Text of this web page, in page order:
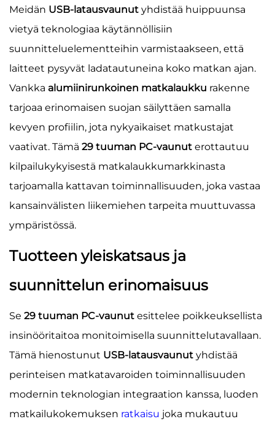
Meidän USB-latausvaunut yhdistää huippuunsa
vietyä teknologiaa käytännöllisiin
suunnitteluelementteihin varmistaakseen, että
laitteet pysyvät ladatautuneina koko matkan ajan.
Vankka alumiinirunkoinen matkalaukku rakenne
tarjoaa erinomaisen suojan säilyttäen samalla
kevyen profiilin, jota nykyaikaiset matkustajat
vaativat. Tämä 29 tuuman PC-vaunut erottautuu
kilpailukykyisestä matkalaukkumarkkinasta
tarjoamalla kattavan toiminnallisuuden, joka vastaa
kansainvälisten liikemiehen tarpeita muuttuvassa
ympäristössä.
Tuotteen yleiskatsaus ja
suunnittelun erinomaisuus
Se 29 tuuman PC-vaunut esittelee poikkeuksellista
insinööritaitoa monitoimisella suunnittelutavallaan.
Tämä hienostunut USB-latausvaunut yhdistää
perinteisen matkatavaroiden toiminnallisuuden
modernin teknologian integraation kanssa, luoden
matkailukokemuksen ratkaisu joka mukautuu